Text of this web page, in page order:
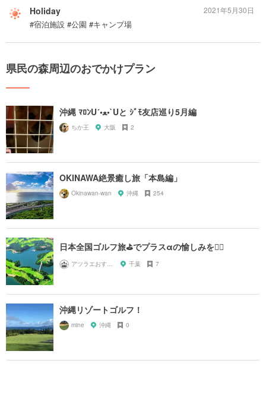
Holiday
#宿泊施設 #公園 #キャンプ場
2021年5月30日
県民の森周辺のおでかけプラン
沖縄 ﾏﾛﾝU´•ﻌ•`Uと ｼﾞﾓ友店巡り5月編
ちか王 大阪 2
OKINAWA絶景癒し旅「本島編」
Okinawan-wan 沖縄 254
日本全国ゴルフ旅⛳️でプラスαの愉しみを🏌️‍♂️
アツラエおすすめ旅プラン！ 千葉 7
沖縄リゾートゴルフ！
mine 沖縄 0